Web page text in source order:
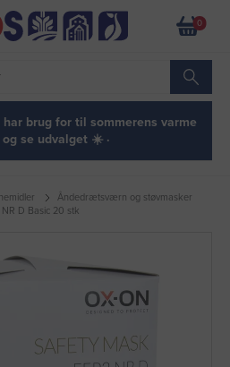
0
brug for til sommerens varme
se udvalget ☀️ ·
Åndedrætsværn og støvmasker
D Basic 20 stk